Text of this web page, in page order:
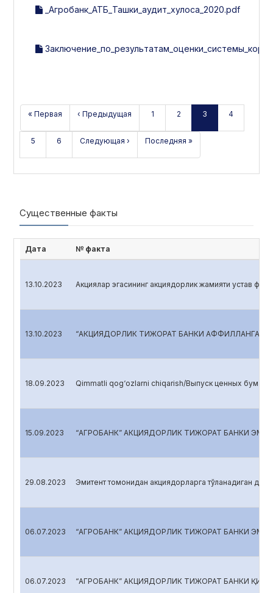
_Агробанк_АТБ_Ташки_аудит_хулоса_2020.pdf
« Первая ‹ Предыдущая 1 2 3 4
5 6 Следующая › Последняя »
Существенные факты
Дата № факта
13.10.2023 Акциялар эгасининг акциядорлик жамияти устав
13.10.2023 “АКЦИЯДОРЛИК ТИЖОРАТ БАНКИ АФФИЛЛАНГАН
18.09.2023 Qimmatli qog‘ozlarni chiqarish/Выпуск ценных
15.09.2023 “АГРОБАНК” АКЦИЯДОРЛИК ТИЖОРАТ БАНКИ
29.08.2023 Эмитент томонидан акциядорларга тўланадиган
06.07.2023 “АГРОБАНК” АКЦИЯДОРЛИК ТИЖОРАТ БАНКИ
06.07.2023 “АГРОБАНК” АКЦИЯДОРЛИК ТИЖОРАТ БАНКИ